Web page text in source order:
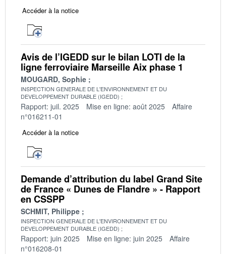
Accéder à la notice
Avis de l’IGEDD sur le bilan LOTI de la
ligne ferroviaire Marseille Aix phase 1
MOUGARD, Sophie
INSPECTION GENERALE DE L'ENVIRONNEMENT ET DU
DEVELOPPEMENT DURABLE (IGEDD)
Rapport: juil. 2025 Mise en ligne: août 2025
Affaire
n°016211-01
Accéder à la notice
Demande d’attribution du label Grand Site
de France « Dunes de Flandre » - Rapport
en CSSPP
SCHMIT, Philippe
INSPECTION GENERALE DE L'ENVIRONNEMENT ET DU
DEVELOPPEMENT DURABLE (IGEDD)
Rapport: juin 2025 Mise en ligne: juin 2025
Affaire
n°016208-01